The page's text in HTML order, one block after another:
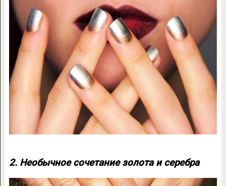
2. Необычное сочетание золота и серебра